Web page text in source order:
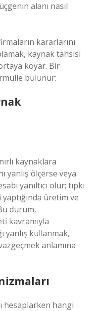
alanı nasıl
kararlarını
kaynak tahsisi
koyar. Bir
bulunur:
kaynaklara
yanlış ölçerse veya
yanıltıcı olur; tıpkı
üretim ve
durum,
kavramıyla
yanlış kullanmak,
anlamına
hesaplarken hangi